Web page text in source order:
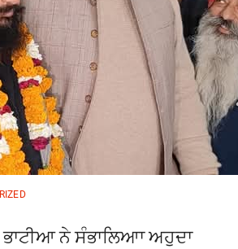
ਨੇ ਸੰਭਾਲਿਆਾ ਅਹੁਦਾ